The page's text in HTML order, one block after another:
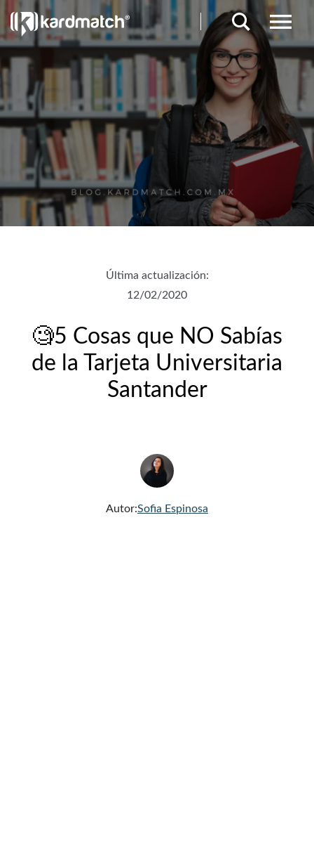
Última actualización:
12/02/2020
🧐5 Cosas que NO Sabías
de la Tarjeta Universitaria
Santander
Autor:Sofia Espinosa